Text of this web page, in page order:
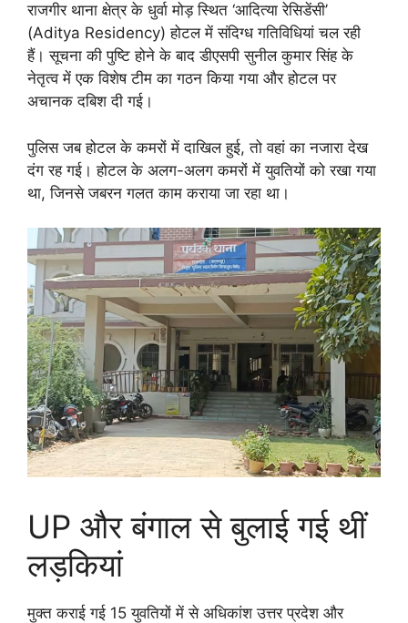
राजगीर थाना क्षेत्र के धुर्वा मोड़ स्थित ‘आदित्या रेसिडेंसी’
(Aditya Residency) होटल में संदिग्ध गतिविधियां चल रही
हैं। सूचना की पुष्टि होने के बाद डीएसपी सुनील कुमार सिंह के
नेतृत्व में एक विशेष टीम का गठन किया गया और होटल पर
अचानक दबिश दी गई।
पुलिस जब होटल के कमरों में दाखिल हुई, तो वहां का नजारा देख
दंग रह गई। होटल के अलग-अलग कमरों में युवतियों को रखा गया
था, जिनसे जबरन गलत काम कराया जा रहा था।
UP और बंगाल से बुलाई गई थीं
लड़कियां
मुक्त कराई गई 15 युवतियों में से अधिकांश उत्तर प्रदेश और